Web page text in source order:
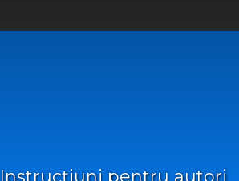
Instrucțiuni pentru autori